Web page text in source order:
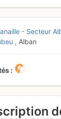
- Secteur
, Alban